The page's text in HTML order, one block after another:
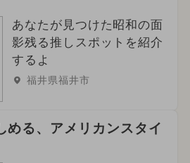
今日は何の日？
ント
ント アウトドア
ト
あなたが見つけた昭和の面
影残る推しスポットを紹介
するよ
福井県福井市
める、アメリカンスタイ